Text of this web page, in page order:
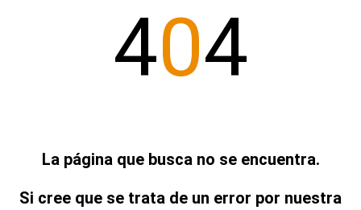
404
La página que busca no se encuentra.
Si cree que se trata de un error por nuestra